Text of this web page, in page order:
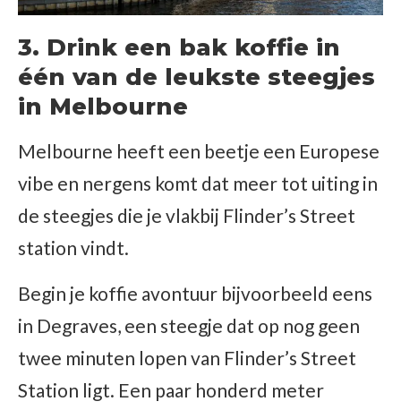
3. Drink een bak koffie in
één van de leukste steegjes
in Melbourne
Melbourne heeft een beetje een Europese
vibe en nergens komt dat meer tot uiting in
de steegjes die je vlakbij Flinder’s Street
station vindt.
Begin je koffie avontuur bijvoorbeeld eens
in Degraves, een steegje dat op nog geen
twee minuten lopen van Flinder’s Street
Station ligt. Een paar honderd meter